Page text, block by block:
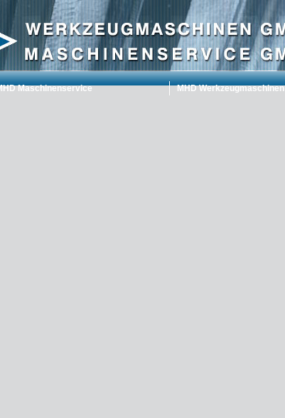
Maschinenservice MHD Werkzeugmaschinen